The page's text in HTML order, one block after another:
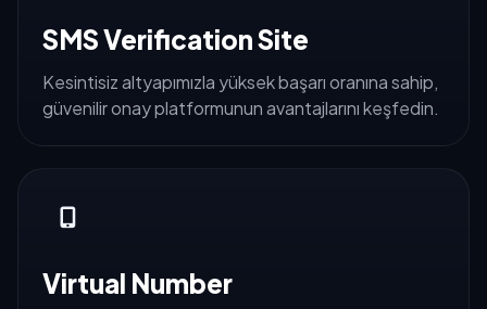
SMS Verification Site
Kesintisiz altyapımızla yüksek başarı oranına sahip,
güvenilir onay platformunun avantajlarını keşfedin.
Virtual Number